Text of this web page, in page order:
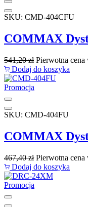
SKU: CMD-404CFU
COMMAX
541,20zł Pierwotna cena
Dodaj do koszyka
Promocja
SKU: CMD-404FU
COMMAX
467,40zł Pierwotna cena
Dodaj do koszyka
Promocja